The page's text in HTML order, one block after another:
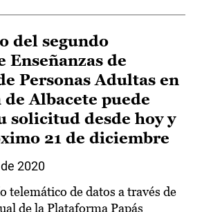
del segundo
Enseñanzas de
Personas Adultas en
Albacete puede
solicitud desde hoy y
21 de diciembre
2020
telemático de datos a través de
de la Plataforma Papás